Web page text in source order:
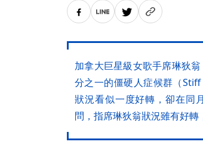
加拿大巨星級女歌手席琳狄
分之一的僵硬人症候群（
狀況看似一度好轉，卻在同
問，指席琳狄翁狀況雖有好轉